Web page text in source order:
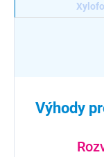
Výhody